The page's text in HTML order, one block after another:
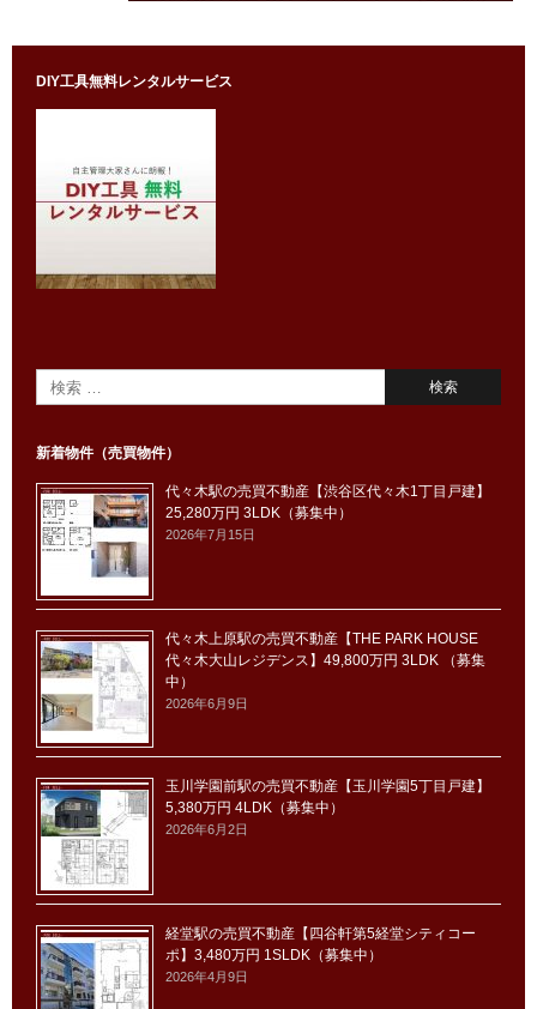
DIY工具無料レンタルサービス
新着物件（売買物件）
代々木駅の売買不動産【渋谷区代々木1丁目戸建】
25,280万円 3LDK（募集中）
2026年7月15日
代々木上原駅の売買不動産【THE PARK HOUSE
代々木大山レジデンス】49,800万円 3LDK （募集
中）
2026年6月9日
玉川学園前駅の売買不動産【玉川学園5丁目戸建】
5,380万円 4LDK（募集中）
2026年6月2日
経堂駅の売買不動産【四谷軒第5経堂シティコー
ポ】3,480万円 1SLDK（募集中）
2026年4月9日